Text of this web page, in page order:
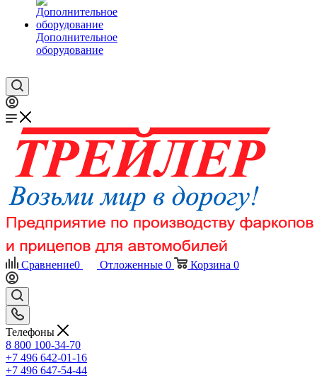
Дополнительное
оборудование
Сравнение0 Отложенные 0 Корзина 0
Телефоны
8 800 100-34-70
+7 496 642-01-16
+7 496 647-54-44